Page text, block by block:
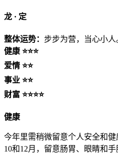
龙 · 定
整体运势： 步步为营，当心小人
健康 ⭐⭐⭐
爱情 ⭐⭐
事业 ⭐⭐
财富 ⭐⭐⭐⭐
健康
今年里需稍微留意个人安全和健
10和12月，留意肠胃、眼睛和手